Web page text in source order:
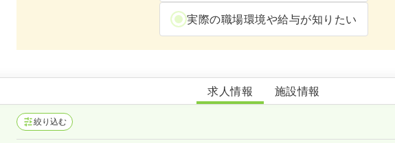
実際の職場環境や給与が知りたい
特別養護老人ホーム涼風園
求人情報 施設情報
絞り込む